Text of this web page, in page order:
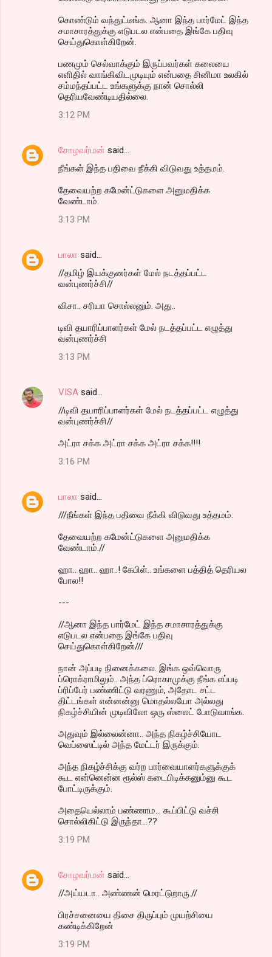
கொண்டும் வந்துட்டீங்க. ஆனா இந்த பார்மேட் இந்த
சமாசாரத்துக்கு எடுபடல என்பதை இங்கே பதிவு
செய்துகொள்கிறேன்.
பணமும் செல்வாக்கும் இருப்பவர்கள் கலையை
எளிதில் வாங்கிவிடமுடியும் என்பதை சினிமா உலகில்
சம்மந்தப்பட்ட உங்களுக்கு நான் சொல்லி
தெரியவேண்டியதில்லை.
3:12 PM
சோழவர்மன் said…
நீங்கள் இந்த பதிவை நீக்கி விடுவது உத்தமம்.
தேவையற்ற கமேன்ட்டுகளை அனுமதிக்க
வேண்டாம்.
3:13 PM
பாலா said…
//தமிழ் இயக்குனர்கள் மேல் நடத்தப்பட்ட
வன்புணர்ச்சி//
விசா.. சரியா சொல்லனும். அது..
டிவி தயாரிப்பாளர்கள் மேல் நடத்தப்பட்ட எழுத்து
வன்புணர்ச்சி
3:13 PM
VISA said…
//டிவி தயாரிப்பாளர்கள் மேல் நடத்தப்பட்ட எழுத்து
வன்புணர்ச்சி//
அட்ரா சக்க அட்ரா சக்க அட்ரா சக்க!!!!
3:16 PM
பாலா said…
///நீங்கள் இந்த பதிவை நீக்கி விடுவது உத்தமம்.
தேவையற்ற கமேன்ட்டுகளை அனுமதிக்க
வேண்டாம்.//
ஹா.. ஹா.. ஹா..! கேபிள்.. உங்களை பத்தித் தெரியல
போல!!
---
//ஆனா இந்த பார்மேட் இந்த சமாசாரத்துக்கு
எடுபடல என்பதை இங்கே பதிவு
செய்துகொள்கிறேன்///
நான் அப்படி நினைக்கலை. இங்க ஒவ்வொரு
ப்ரொக்ராமிலும்.. அந்த ப்ரொகாமுக்கு நீங்க எப்படி
ப்ரிப்பேர் பண்ணிட்டு வரணும், அதோட சட்ட
திட்டங்கள் என்னன்னு மொதல்லயோ அல்லது
நிகழ்ச்சியின் முடிவிலோ ஒரு ஸ்லைட் போடுவாங்க.
அதுவும் இல்லைன்னா.. அந்த நிகழ்ச்சியோட
வெப்ஸைட்டில் அந்த மேட்டர் இருக்கும்.
அந்த நிகழ்ச்சிக்கு வர்ற பார்வையாளர்களுக்குக்
கூட என்னென்ன ரூல்ஸ் கடைபிடிக்கனும்னு கூட
போட்டிருக்கும்.
அதையெல்லாம் பண்ணாம... கூப்பிட்டு வச்சி
சொல்லிகிட்டு இருந்தா...??
3:19 PM
சோழவர்மன் said…
//அய்யடா.. அண்ணன் மெரட்டுறாரு.//
பிரச்சனையை திசை திருப்பும் முயற்சியை
கண்டிக்கிறேன்
3:19 PM